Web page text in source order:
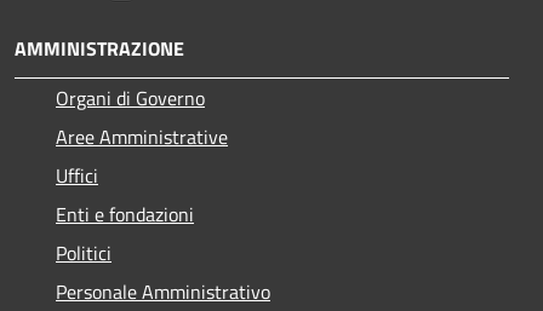
AMMINISTRAZIONE
Organi di Governo
Aree Amministrative
Uffici
Enti e fondazioni
Politici
Personale Amministrativo